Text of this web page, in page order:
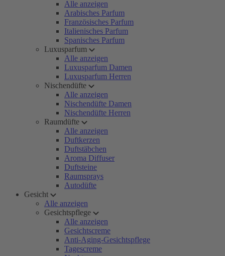
Alle anzeigen
Arabisches Parfum
Französisches Parfum
Italienisches Parfum
Spanisches Parfum
Luxusparfum
Alle anzeigen
Luxusparfum Damen
Luxusparfum Herren
Nischendüfte
Alle anzeigen
Nischendüfte Damen
Nischendüfte Herren
Raumdüfte
Alle anzeigen
Duftkerzen
Duftstäbchen
Aroma Diffuser
Duftsteine
Raumsprays
Autodüfte
Gesicht
Alle anzeigen
Gesichtspflege
Alle anzeigen
Gesichtscreme
Anti-Aging-Gesichtspflege
Tagescreme